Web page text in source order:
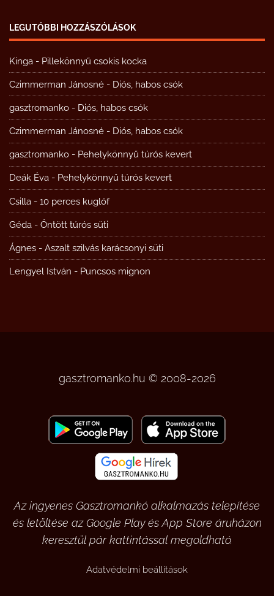
LEGUTÓBBI HOZZÁSZÓLÁSOK
Kinga - Pillekönnyű csokis kocka
Czimmerman Jánosné - Diós, habos csók
gasztromanko - Diós, habos csók
Czimmerman Jánosné - Diós, habos csók
gasztromanko - Pehelykönnyű túrós kevert
Deák Éva - Pehelykönnyű túrós kevert
Csilla - 10 perces kuglóf
Géda - Öntött túrós süti
Ágnes - Aszalt szilvás karácsonyi süti
Lengyel István - Puncsos mignon
gasztromanko.hu © 2008-2026
Az ingyenes Gasztromankó alkalmazás telepítése
és letöltése az Google Play és App Store áruházon
keresztül pár kattintással megoldható.
Adatvédelmi beállítások